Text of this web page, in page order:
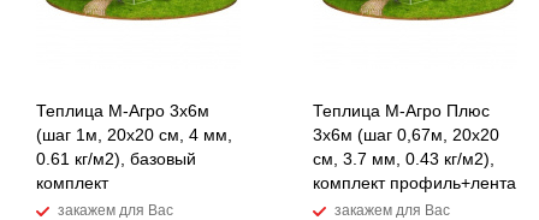
Теплица М-Агро 3x6м
(шаг 1м, 20x20 см, 4 мм,
0.61 кг/м2), базовый
комплект
закажем для Вас
Теплица М-Агро Плюс
3x6м (шаг 0,67м, 20x20
см, 3.7 мм, 0.43 кг/м2),
комплект профиль+лента
закажем для Вас